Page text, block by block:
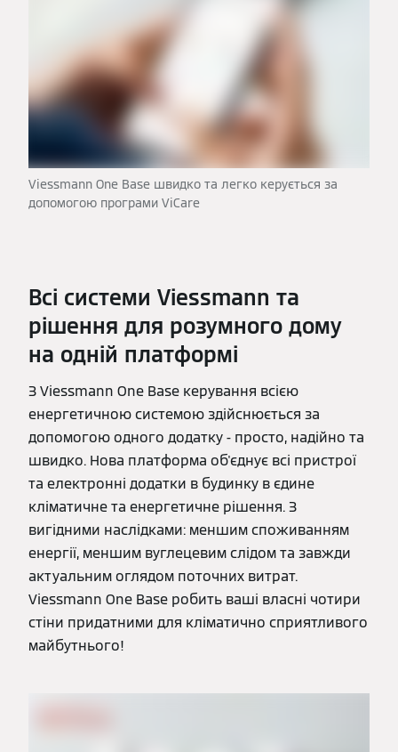
Viessmann One Base швидко та легко керується за
допомогою програми ViCare
Всі системи Viessmann та
рішення для розумного дому
на одній платформі
З Viessmann One Base керування всією
енергетичною системою здійснюється за
допомогою одного додатку - просто, надійно та
швидко. Нова платформа об'єднує всі пристрої
та електронні додатки в будинку в єдине
кліматичне та енергетичне рішення. З
вигідними наслідками: меншим споживанням
енергії, меншим вуглецевим слідом та завжди
актуальним оглядом поточних витрат.
Viessmann One Base робить ваші власні чотири
стіни придатними для кліматично сприятливого
майбутнього!